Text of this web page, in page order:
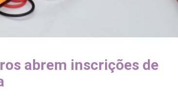
abrem inscrições de